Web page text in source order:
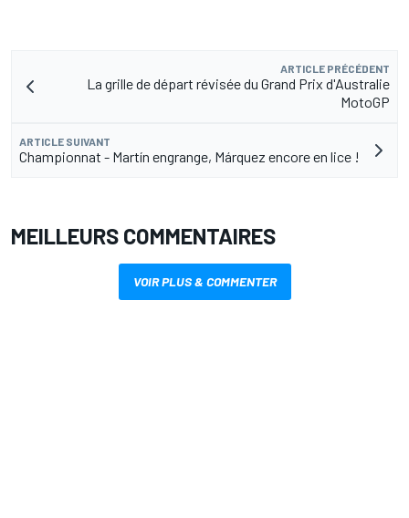
ARTICLE PRÉCÉDENT
La grille de départ révisée du Grand Prix d'Australie
MotoGP
ARTICLE SUIVANT
Championnat - Martín engrange, Márquez encore en lice !
MEILLEURS COMMENTAIRES
VOIR PLUS & COMMENTER